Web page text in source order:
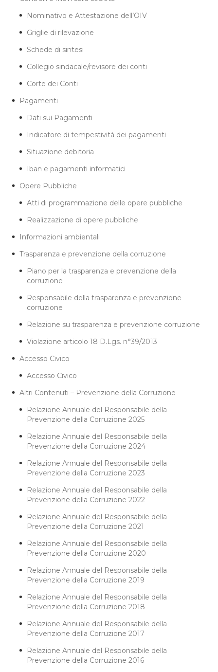
Nominativo e Attestazione dell’OIV
Griglie di rilevazione
Schede di sintesi
Collegio sindacale/revisore dei conti
Corte dei Conti
Pagamenti
Dati sui Pagamenti
Indicatore di tempestività dei pagamenti
Situazione debitoria
Iban e pagamenti informatici
Opere Pubbliche
Atti di programmazione delle opere pubbliche
Realizzazione di opere pubbliche
Informazioni ambientali
Trasparenza e prevenzione della corruzione
Piano per la trasparenza e prevenzione della
corruzione
Responsabile della trasparenza e prevenzione
corruzione
Relazione su trasparenza e prevenzione corruzione
Violazione articolo 18 D.Lgs. n°39/2013
Accesso Civico
Accesso Civico
Altri Contenuti – Prevenzione della Corruzione
Relazione Annuale del Responsabile della
Prevenzione della Corruzione 2025
Relazione Annuale del Responsabile della
Prevenzione della Corruzione 2024
Relazione Annuale del Responsabile della
Prevenzione della Corruzione 2023
Relazione Annuale del Responsabile della
Prevenzione della Corruzione 2022
Relazione Annuale del Responsabile della
Prevenzione della Corruzione 2021
Relazione Annuale del Responsabile della
Prevenzione della Corruzione 2020
Relazione Annuale del Responsabile della
Prevenzione della Corruzione 2019
Relazione Annuale del Responsabile della
Prevenzione della Corruzione 2018
Relazione Annuale del Responsabile della
Prevenzione della Corruzione 2017
Relazione Annuale del Responsabile della
Prevenzione della Corruzione 2016